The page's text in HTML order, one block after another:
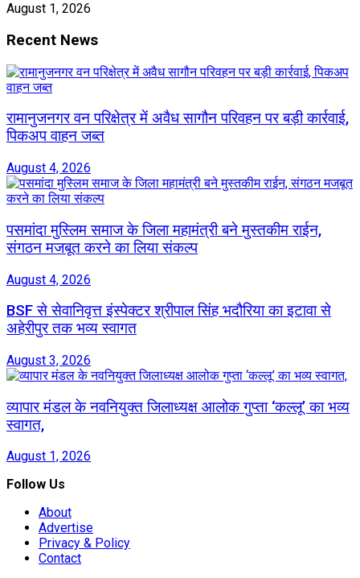
August 1, 2026
Recent News
रामानुजनगर वन परिक्षेत्र में अवैध सागौन परिवहन पर बड़ी कार्रवाई,
पिकअप वाहन जब्त
August 4, 2026
पसमांदा मुस्लिम समाज के जिला महामंत्री बने मुस्तकीम राईन,
संगठन मजबूत करने का लिया संकल्प
August 4, 2026
BSF से सेवानिवृत्त इंस्पेक्टर श्रीपाल सिंह भदौरिया का इटावा से
अहेरीपुर तक भव्य स्वागत
August 3, 2026
व्यापार मंडल के नवनियुक्त जिलाध्यक्ष आलोक गुप्ता ‘कल्लू’ का भव्य
स्वागत,
August 1, 2026
Follow Us
About
Advertise
Privacy & Policy
Contact